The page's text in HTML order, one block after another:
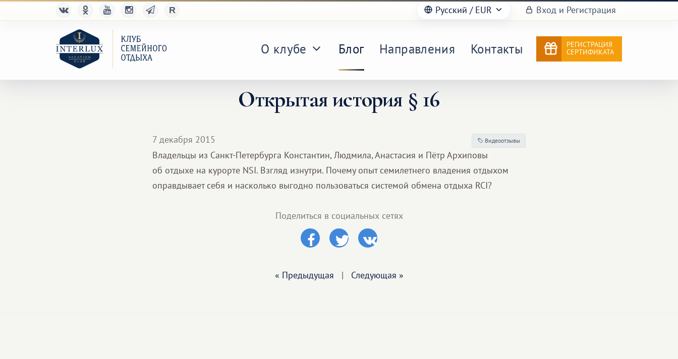
Русский / EUR Вход и Регистрация
О клубе Блог Направления Контакты
РЕГИСТРАЦИЯ
СЕРТИФИКАТА
Открытая история § 16
7 декабря 2015 Видеоотзывы
Владельцы из Санкт-Петербурга Константин, Людмила, Анастасия и Пётр Архиповы
об отдыхе на курорте NSI. Взгляд изнутри. Почему опыт семилетнего владения отдыхом
оправдывает себя и насколько выгодно пользоваться системой обмена отдыха RCI?
Поделиться в социальных сетях
« Предыдущая | Следующая »